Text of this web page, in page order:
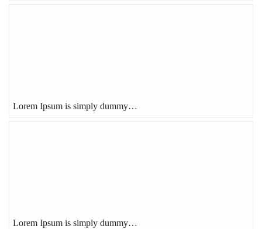
Lorem Ipsum is simply dummy…
Lorem Ipsum is simply dummy…